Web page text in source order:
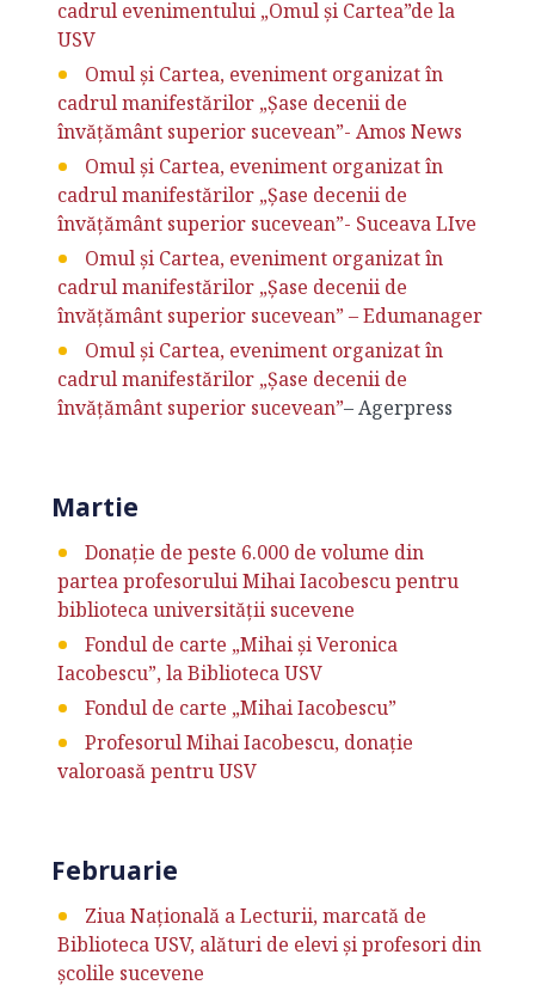
cadrul evenimentului „Omul și Cartea”de la
USV
Omul și Cartea, eveniment organizat în
cadrul manifestărilor „Șase decenii de
învățământ superior sucevean”- Amos News
Omul și Cartea, eveniment organizat în
cadrul manifestărilor „Șase decenii de
învățământ superior sucevean”- Suceava LIve
Omul și Cartea, eveniment organizat în
cadrul manifestărilor „Șase decenii de
învățământ superior sucevean” – Edumanager
Omul și Cartea, eveniment organizat în
cadrul manifestărilor „Șase decenii de
învățământ superior sucevean”– Agerpress
Martie
Donație de peste 6.000 de volume din
partea profesorului Mihai Iacobescu pentru
biblioteca universității sucevene
Fondul de carte „Mihai şi Veronica
Iacobescu”, la Biblioteca USV
Fondul de carte „Mihai Iacobescu”
Profesorul Mihai Iacobescu, donație
valoroasă pentru USV
Februarie
Ziua Națională a Lecturii, marcată de
Biblioteca USV, alături de elevi și profesori din
școlile sucevene